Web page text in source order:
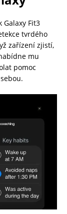
Galaxy Fit3
tvrdého
zařízení zjistí,
mu
pomoc